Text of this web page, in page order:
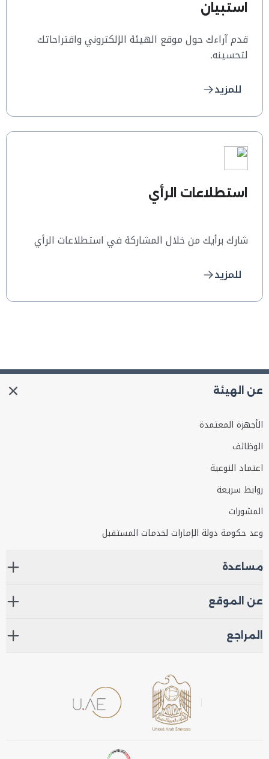
استبيان
قدم آراءك حول موقع الهيئة الإلكتروني واقتراحاتك
لتحسينه.
للمزيد
استطلاعات الرأي
شارك برأيك من خلال المشاركة في استطلاعات الرأي
للمزيد
عن الهيئة
الأجهزة المعتمدة
الوظائف
اعتماد النوعية
روابط سريعة
المشورات
وعد حكومة دولة الإمارات لخدمات المستقبل
مساعدة
عن الموقع
المراجع